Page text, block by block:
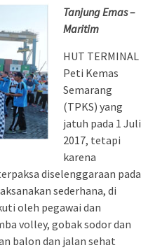
Tanjung Emas –
Maritim
HUT TERMINAL
Peti Kemas
Semarang
(TPKS) yang
jatuh pada 1 Juli
2017, tetapi
karena
diselenggaraan pada
sederhana, di
oleh pegawai dan
volley, gobak sodor dan
balon dan jalan sehat